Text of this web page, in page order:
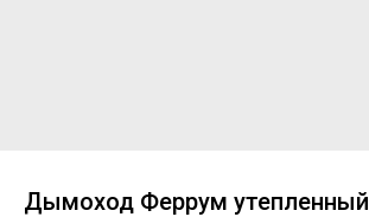
Дымоход Феррум утепленный